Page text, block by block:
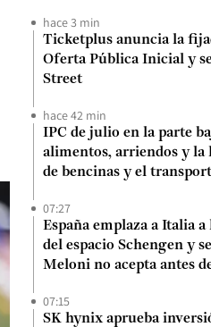
hace 3 min
Ticketplus anuncia la
Oferta Pública Inicial y
Street
hace 42 min
IPC de julio en la parte
alimentos, arriendos y
de bencinas y el
07:27
España emplaza a Italia
del espacio Schengen y
Meloni no acepta antes
07:15
SK hynix aprueba